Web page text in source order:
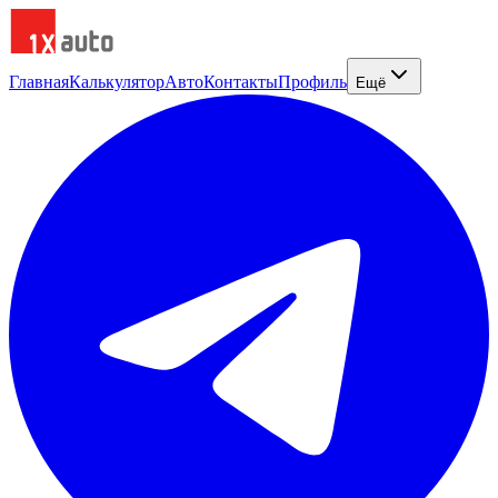
ГлавнаяКалькуляторАвтоКонтактыПрофиль Ещё